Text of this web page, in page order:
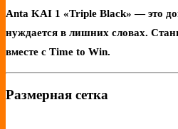
Anta KAI 1 «Triple Black» — это
нуждается в лишних словах.
вместе с Time to Win.
Размерная сетка